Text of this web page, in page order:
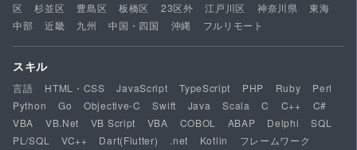
区
杉並区 豊島区 板橋区 23区外 江戸川区 神奈川県
東海
中部
近畿 九州 中国・四国 沖縄 フルリモート
スキル
言語 HTML・CSS JavaScript TypeScript PHP Ruby
Perl
Python
Go Objective-C Swift Java Scala C C++
C#
VBA
VB.Net VB Script VBA COBOL ABAP Delphi
SQL
PL/SQL
VC++ Dart(Flutter) .net Kotlin
フレームワーク